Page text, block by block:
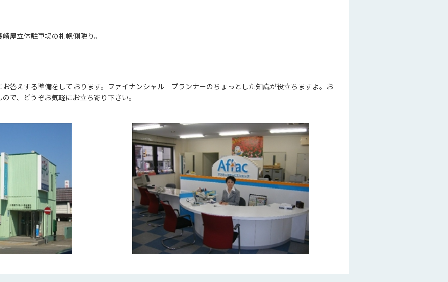
屋立体駐車場の札幌側隣り。
答えする準備をしております。ファイナンシャル プランナーのちょっとした知識が役立ちますよ。お
で、どうぞお気軽にお立ち寄り下さい。